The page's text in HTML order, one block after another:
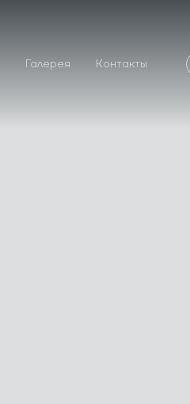
Галерея Контакты